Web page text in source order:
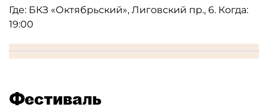
Где: БКЗ «Октябрьский», Лиговский пр., 6. Когда:
19:00
Фестиваль